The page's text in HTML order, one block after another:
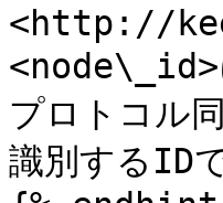
<http://
<node\_id>
プロトコル
識別するIDで